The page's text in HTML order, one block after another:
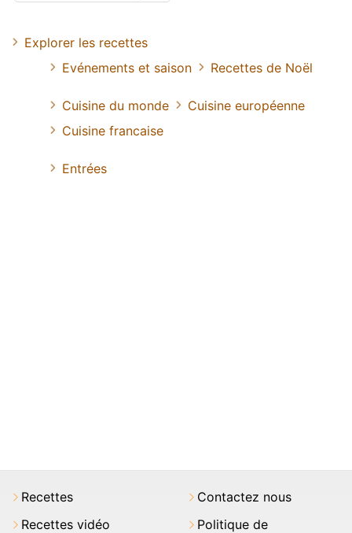
Explorer les recettes
Evénements et saison
Recettes de Noël
Cuisine du monde
Cuisine européenne
Cuisine francaise
Entrées
Recettes
Recettes vidéo
Contactez nous
Politique de